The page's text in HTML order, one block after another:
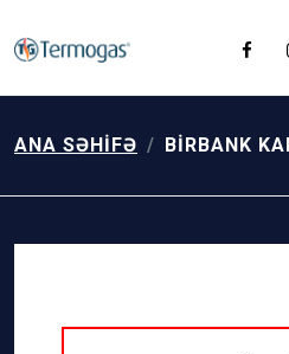
ANA SƏHIFƏ BIRBANK